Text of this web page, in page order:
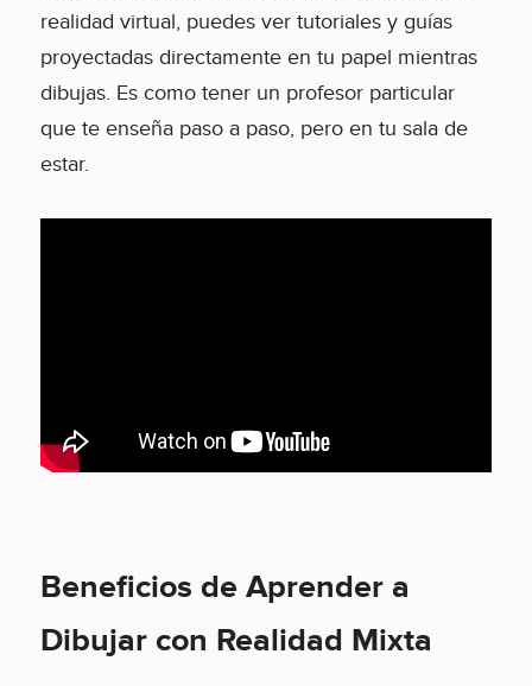
realidad virtual, puedes ver tutoriales y guías
proyectadas directamente en tu papel mientras
dibujas. Es como tener un profesor particular
que te enseña paso a paso, pero en tu sala de
estar.
Beneficios de Aprender a
Dibujar con Realidad Mixta